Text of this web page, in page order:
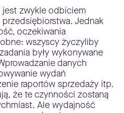
jest zwykle odbiciem
Jednak
oczekiwania
wszyscy życzyliby
były wykonywane
danych
wydań
raportów sprzedaży itp.
że te czynności zostaną
Ale wydajność